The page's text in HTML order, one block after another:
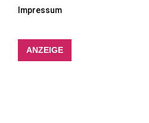
Impressum
ANZEIGE